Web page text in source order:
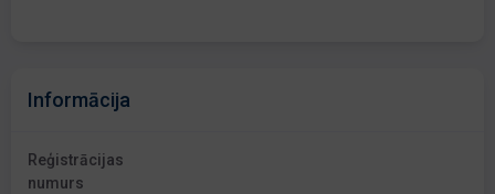
Informācija
Reģistrācijas
numurs